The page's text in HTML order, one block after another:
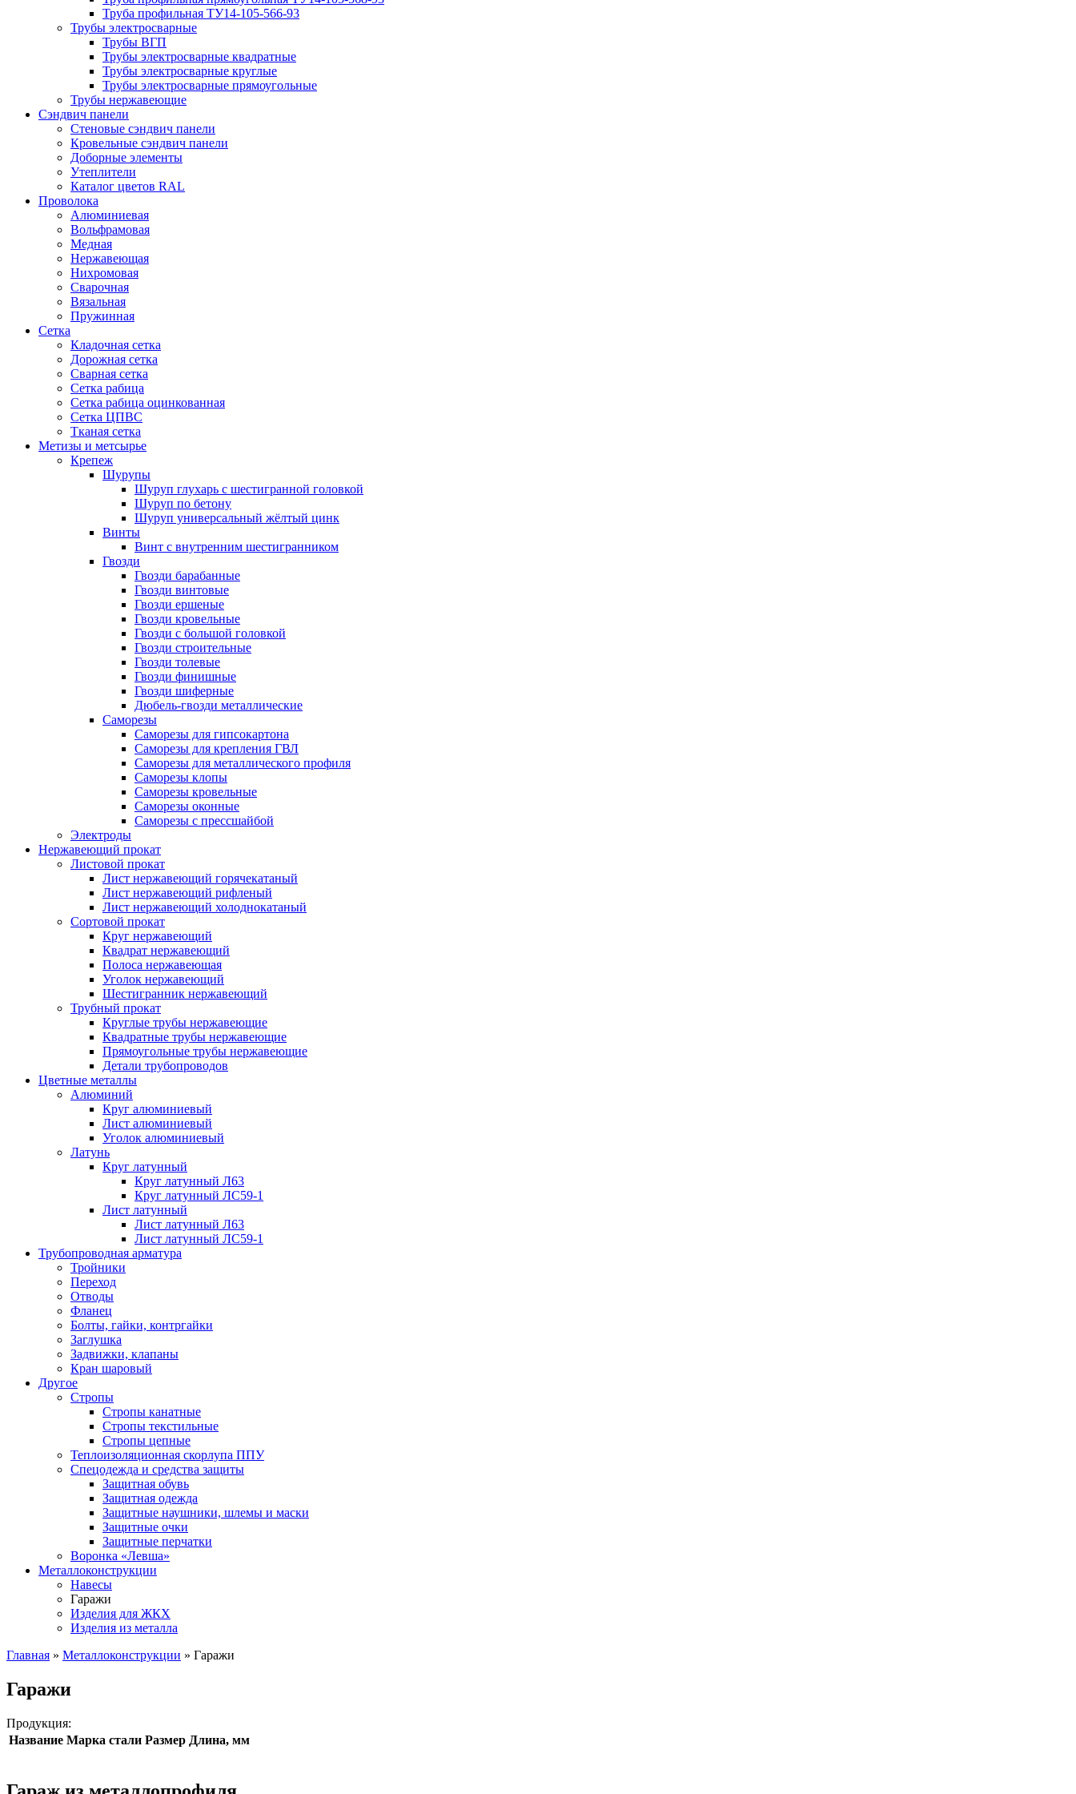
Труба профильная ТУ14-105-566-93
Трубы электросварные
Трубы ВГП
Трубы электросварные квадратные
Трубы электросварные круглые
Трубы электросварные прямоугольные
Трубы нержавеющие
Сэндвич панели
Стеновые сэндвич панели
Кровельные сэндвич панели
Доборные элементы
Утеплители
Каталог цветов RAL
Проволока
Алюминиевая
Вольфрамовая
Медная
Нержавеющая
Нихромовая
Сварочная
Вязальная
Пружинная
Сетка
Кладочная сетка
Дорожная сетка
Сварная сетка
Сетка рабица
Сетка рабица оцинкованная
Сетка ЦПВС
Тканая сетка
Метизы и метсырье
Крепеж
Шурупы
Шуруп глухарь с шестигранной головкой
Шуруп по бетону
Шуруп универсальный жёлтый цинк
Винты
Винт с внутренним шестигранником
Гвозди
Гвозди барабанные
Гвозди винтовые
Гвозди ершеные
Гвозди кровельные
Гвозди с большой головкой
Гвозди строительные
Гвозди толевые
Гвозди финишные
Гвозди шиферные
Дюбель-гвозди металлические
Саморезы
Саморезы для гипсокартона
Саморезы для крепления ГВЛ
Саморезы для металлического профиля
Саморезы клопы
Саморезы кровельные
Саморезы оконные
Саморезы с прессшайбой
Электроды
Нержавеющий прокат
Листовой прокат
Лист нержавеющий горячекатаный
Лист нержавеющий рифленый
Лист нержавеющий холоднокатаный
Сортовой прокат
Круг нержавеющий
Квадрат нержавеющий
Полоса нержавеющая
Уголок нержавеющий
Шестигранник нержавеющий
Трубный прокат
Круглые трубы нержавеющие
Квадратные трубы нержавеющие
Прямоугольные трубы нержавеющие
Детали трубопроводов
Цветные металлы
Алюминий
Круг алюминиевый
Лист алюминиевый
Уголок алюминиевый
Латунь
Круг латунный
Круг латунный Л63
Круг латунный ЛС59-1
Лист латунный
Лист латунный Л63
Лист латунный ЛС59-1
Трубопроводная арматура
Тройники
Переход
Отводы
Фланец
Болты, гайки, контргайки
Заглушка
Задвижки, клапаны
Кран шаровый
Другое
Стропы
Стропы канатные
Стропы текстильные
Стропы цепные
Теплоизоляционная скорлупа ППУ
Спецодежда и средства защиты
Защитная обувь
Защитная одежда
Защитные наушники, шлемы и маски
Защитные очки
Защитные перчатки
Воронка «Левша»
Металлоконструкции
Навесы
Гаражи
Изделия для ЖКХ
Изделия из металла
Главная » Металлоконструкции » Гаражи
Гаражи
Продукция:
Название Марка стали Размер Длина, мм